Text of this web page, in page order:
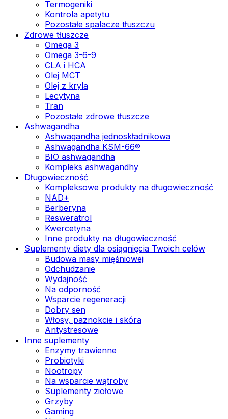
Termogeniki
Kontrola apetytu
Pozostałe spalacze tłuszczu
Zdrowe tłuszcze
Omega 3
Omega 3-6-9
CLA i HCA
Olej MCT
Olej z kryla
Lecytyna
Tran
Pozostałe zdrowe tłuszcze
Ashwagandha
Ashwagandha jednoskładnikowa
Ashwagandha KSM-66®
BIO ashwagandha
Kompleks ashwagandhy
Długowieczność
Kompleksowe produkty na długowieczność
NAD+
Berberyna
Resweratrol
Kwercetyna
Inne produkty na długowieczność
Suplementy diety dla osiągnięcia Twoich celów
Budowa masy mięśniowej
Odchudzanie
Wydajność
Na odporność
Wsparcie regeneracji
Dobry sen
Włosy, paznokcie i skóra
Antystresowe
Inne suplementy
Enzymy trawienne
Probiotyki
Nootropy
Na wsparcie wątroby
Suplementy ziołowe
Grzyby
Gaming